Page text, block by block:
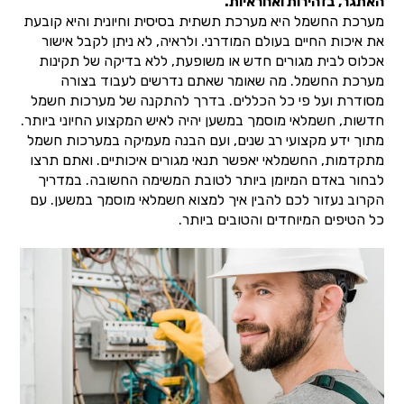
מערכת החשמל היא מערכת תשתית בסיסית וחיונית והיא קובעת
את איכות החיים בעולם המודרני. ולראיה, לא ניתן לקבל אישור
אכלוס לבית מגורים חדש או משופעת, ללא בדיקה של תקינות
מערכת החשמל. מה שאומר שאתם נדרשים לעבוד בצורה
מסודרת ועל פי כל הכללים. בדרך להתקנה של מערכות חשמל
חדשות, חשמלאי מוסמך במשען יהיה לאיש המקצוע החיוני ביותר.
מתוך ידע מקצועי רב שנים, ועם הבנה מעמיקה במערכות חשמל
מתקדמות, החשמלאי יאפשר תנאי מגורים איכותיים. ואתם תרצו
לבחור באדם המיומן ביותר לטובת המשימה החשובה. במדריך
הקרוב נעזור לכם להבין איך למצוא חשמלאי מוסמך במשען. עם
כל הטיפים המיוחדים והטובים ביותר.